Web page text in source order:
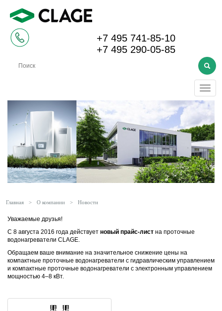
+7 495 741-85-10
+7 495 290-05-85
Меню
Главная > О компании > Новости
Уважаемые друзья!
С 8 августа 2016 года действует новый прайс-лист на проточные
водонагреватели CLAGE.
Обращаем ваше внимание на значительное снижение цены на
компактные проточные водонагреватели с гидравлическим управлением
и компактные проточные водонагреватели с электронным управлением
мощностью 4–8 кВт.